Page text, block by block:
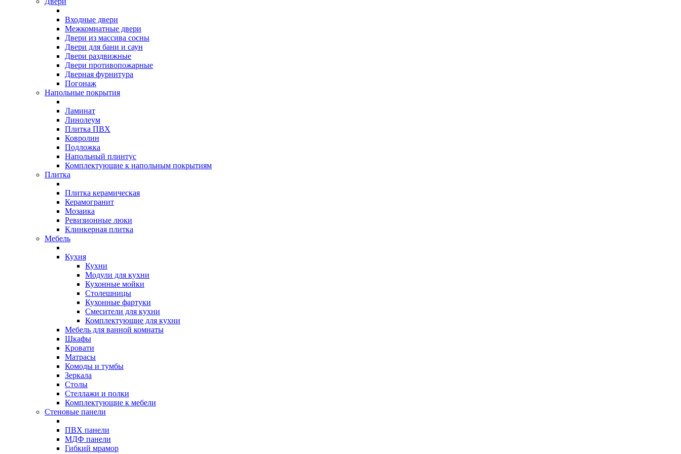
Входные двери
Межкомнатные двери
Двери из массива сосны
Двери для бани и саун
Двери раздвижные
Двери противопожарные
Дверная фурнитура
Погонаж
Напольные покрытия
Ламинат
Линолеум
Плитка ПВХ
Ковролин
Подложка
Напольный плинтус
Комплектующие к напольным покрытиям
Плитка
Плитка керамическая
Керамогранит
Мозаика
Ревизионные люки
Клинкерная плитка
Мебель
Кухня
Кухни
Модули для кухни
Кухонные мойки
Столешницы
Кухонные фартуки
Смесители для кухни
Комплектующие для кухни
Мебель для ванной комнаты
Шкафы
Кровати
Матрасы
Комоды и тумбы
Зеркала
Столы
Стеллажи и полки
Комплектующие к мебели
Стеновые панели
ПВХ панели
МДФ панели
Гибкий мрамор